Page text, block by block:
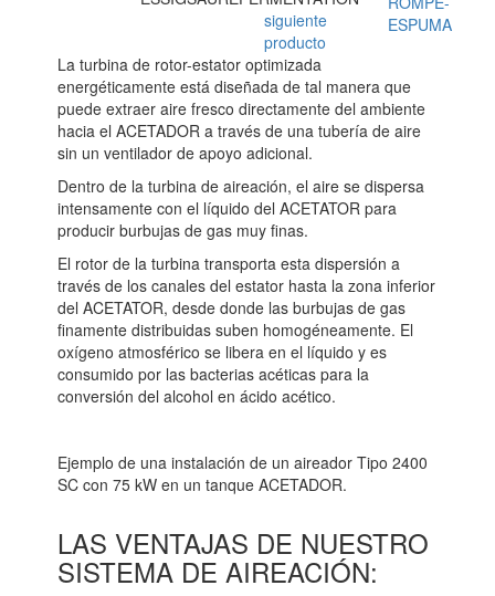
siguiente
producto
ESPUMA
La turbina de rotor-estator optimizada
energéticamente está diseñada de tal manera que
puede extraer aire fresco directamente del ambiente
hacia el ACETADOR a través de una tubería de aire
sin un ventilador de apoyo adicional.
Dentro de la turbina de aireación, el aire se dispersa
intensamente con el líquido del ACETATOR para
producir burbujas de gas muy finas.
El rotor de la turbina transporta esta dispersión a
través de los canales del estator hasta la zona inferior
del ACETATOR, desde donde las burbujas de gas
finamente distribuidas suben homogéneamente. El
oxígeno atmosférico se libera en el líquido y es
consumido por las bacterias acéticas para la
conversión del alcohol en ácido acético.
Ejemplo de una instalación de un aireador Tipo 2400
SC con 75 kW en un tanque ACETADOR.
LAS VENTAJAS DE NUESTRO
SISTEMA DE AIREACIÓN: